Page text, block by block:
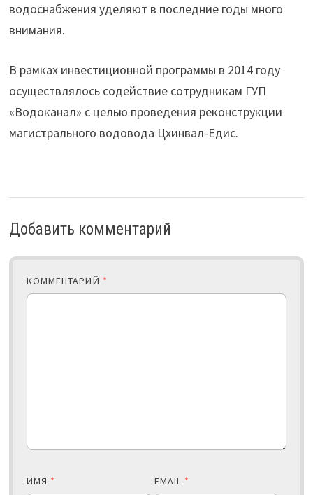
водоснабжения уделяют в последние годы много
внимания.
В рамках инвестиционной программы в 2014 году
осуществлялось содействие сотрудникам ГУП
«Водоканал» с целью проведения реконструкции
магистрального водовода Цхинвал-Едис.
Добавить комментарий
КОММЕНТАРИЙ *
ИМЯ * EMAIL *